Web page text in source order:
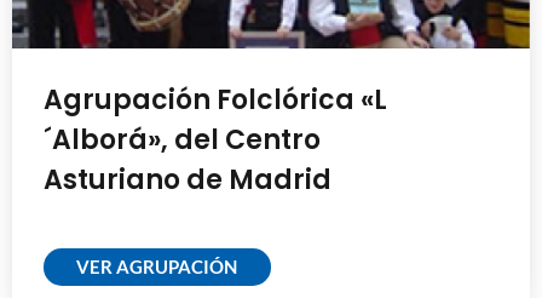
Agrupación Folclórica «L
´Alborá», del Centro
Asturiano de Madrid
VER AGRUPACIÓN